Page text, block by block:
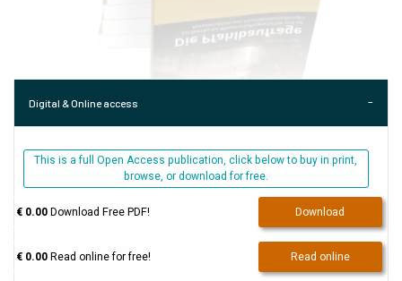
Digital & Online access
This is a full Open Access publication, click below to buy in print,
browse, or download for free.
€ 0.00Download Free PDF! Download
€ 0.00Read online for free! Read online